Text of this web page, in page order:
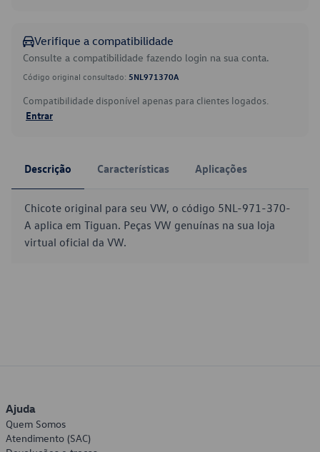
Verifique a compatibilidade
Consulte a compatibilidade fazendo login na sua conta.
Código original consultado: 5NL971370A
Compatibilidade disponível apenas para clientes logados.
Entrar
Descrição Características Aplicações
Chicote original para seu VW, o código 5NL-971-370-
A aplica em Tiguan. Peças VW genuínas na sua loja
virtual oficial da VW.
Ajuda
Quem Somos
Atendimento (SAC)